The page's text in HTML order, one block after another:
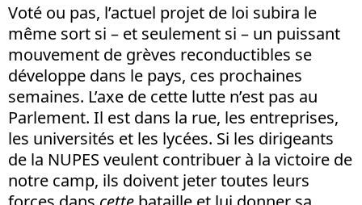
Voté ou pas, l’actuel projet de loi subira le
même sort si – et seulement si – un puissant
mouvement de grèves reconductibles se
développe dans le pays, ces prochaines
semaines. L’axe de cette lutte n’est pas au
Parlement. Il est dans la rue, les entreprises,
les universités et les lycées. Si les dirigeants
de la NUPES veulent contribuer à la victoire de
notre camp, ils doivent jeter toutes leurs